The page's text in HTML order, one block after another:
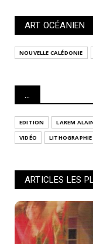
ART OCÉANIEN
NOUVELLE CALÉDONIE
...
EDITION LAREM
VIDÉO
LITHOGRAPHIE
ARTICLES LES